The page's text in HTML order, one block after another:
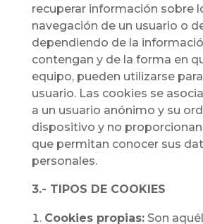
recuperar información sobre
navegación de un usuario o
dependiendo de la
contengan y de la forma en
equipo, pueden utilizarse
usuario. Las cookies se
a un usuario anónimo y su
dispositivo y no
que permitan conocer sus
personales.
3.- TIPOS DE COOKIES
Cookies propias:Son